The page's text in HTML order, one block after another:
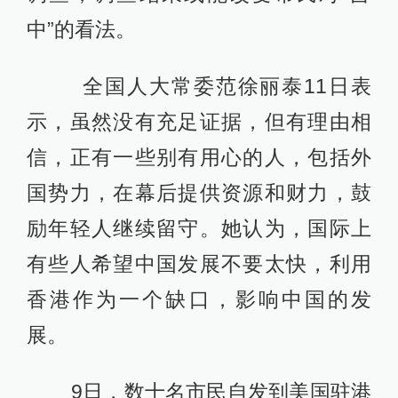
中”的看法。
全国人大常委范徐丽泰11日表
示，虽然没有充足证据，但有理由相
信，正有一些别有用心的人，包括外
国势力，在幕后提供资源和财力，鼓
励年轻人继续留守。她认为，国际上
有些人希望中国发展不要太快，利用
香港作为一个缺口，影响中国的发
展。
9日，数十名市民自发到美国驻港